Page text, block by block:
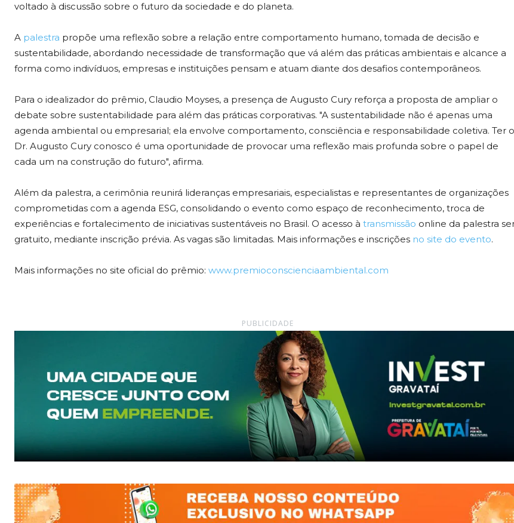
voltado à discussão sobre o futuro da sociedade e do planeta.
A palestra propõe uma reflexão sobre a relação entre comportamento humano, tomada de decisão e
sustentabilidade, abordando necessidade de transformação que vá além das práticas ambientais e alcance a
forma como indivíduos, empresas e instituições pensam e atuam diante dos desafios contemporâneos.
Para o idealizador do prêmio, Claudio Moyses, a presença de Augusto Cury reforça a proposta de ampliar o
debate sobre sustentabilidade para além das práticas corporativas. "A sustentabilidade não é apenas uma
agenda ambiental ou empresarial; ela envolve comportamento, consciência e responsabilidade coletiva. Ter o
Dr. Augusto Cury conosco é uma oportunidade de provocar uma reflexão mais profunda sobre o papel de
cada um na construção do futuro", afirma.
Além da palestra, a cerimônia reunirá lideranças empresariais, especialistas e representantes de organizações
comprometidas com a agenda ESG, consolidando o evento como espaço de reconhecimento, troca de
experiências e fortalecimento de iniciativas sustentáveis no Brasil. O acesso à transmissão online da palestra
gratuito, mediante inscrição prévia. As vagas são limitadas. Mais informações e inscrições no site do evento.
Mais informações no site oficial do prêmio: www.premioconscienciaambiental.com
PUBLICIDADE